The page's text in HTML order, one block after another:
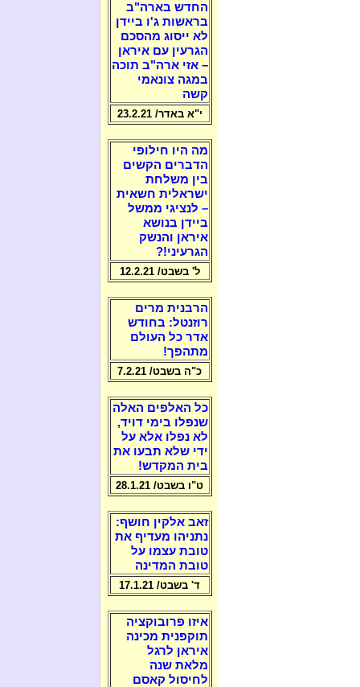
החדש בארה"ב
בראשות ג'ו ביידן
לא ייסוג מהסכם
הגרעין עם איראן
– אזי ארה"ב תוכה
במגה צונאמי
קשה
י"א באדר/ 23.2.21
מה היו חילופי
הדברים הקשים
בין משלחת
ישראלית חשאית
– לנציגי ממשל
ביידן בנושא
איראן והנשק
הגרעיני!?
ל' בשבט/ 12.2.21
הרבנית מרים
רוזנטל: בחודש
אדר כל העולם
מתהפך!
כ"ה בשבט/ 7.2.21
כל האלפים האלה
שנפלו בימי דויד,
לא נפלו אלא על
ידי שלא תבעו את
בית המקדש!
ט"ו בשבט/ 28.1.21
זאב אלקין חושף:
נתניהו מעדיף את
טובת עצמו על
טובת המדינה
ד' בשבט/ 17.1.21
איזו פרובוקציה
תוקפנית מכינה
איראן לרגל
מלאת שנה
לחיסול קאסם